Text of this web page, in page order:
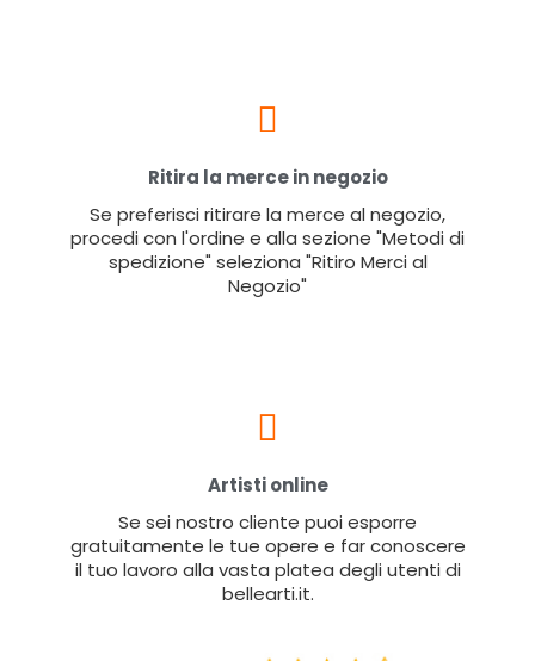
Ritira la merce in negozio
Se preferisci ritirare la merce al negozio,
procedi con l'ordine e alla sezione "Metodi di
spedizione" seleziona "Ritiro Merci al
Negozio"
Artisti online
Se sei nostro cliente puoi esporre
gratuitamente le tue opere e far conoscere
il tuo lavoro alla vasta platea degli utenti di
bellearti.it.